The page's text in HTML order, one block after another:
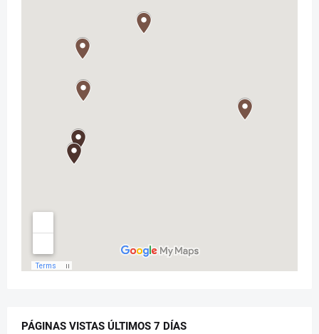
PÁGINAS VISTAS ÚLTIMOS 7 DÍAS